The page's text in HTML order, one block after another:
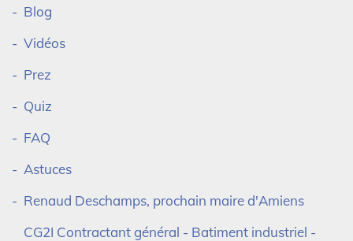
Blog
Vidéos
Prez
Quiz
FAQ
Astuces
Renaud Deschamps, prochain maire d'Amiens
CG2I Contractant général - Batiment industriel -